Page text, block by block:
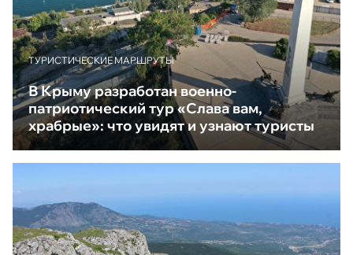
ТУРИСТИЧЕСКИЕ МАРШРУТЫ
В Крыму разработан военно-
патриотический тур «Слава вам,
храбрые»: что увидят и узнают туристы